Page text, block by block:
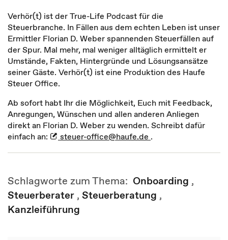
Verhör(t) ist der True-Life Podcast für die
Steuerbranche. In Fällen aus dem echten Leben ist unser
Ermittler Florian D. Weber spannenden Steuerfällen auf
der Spur. Mal mehr, mal weniger alltäglich ermittelt er
Umstände, Fakten, Hintergründe und Lösungsansätze
seiner Gäste. Verhör(t) ist eine Produktion des Haufe
Steuer Office.
Ab sofort habt Ihr die Möglichkeit, Euch mit Feedback,
Anregungen, Wünschen und allen anderen Anliegen
direkt an Florian D. Weber zu wenden. Schreibt dafür
einfach an:
steuer-office@haufe.de .
Schlagworte zum Thema: Onboarding ,
Steuerberater , Steuerberatung ,
Kanzleiführung